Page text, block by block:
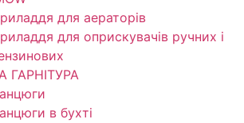
для аераторів
для оприскувачів ручних і
ГАРНІТУРА
в бухті